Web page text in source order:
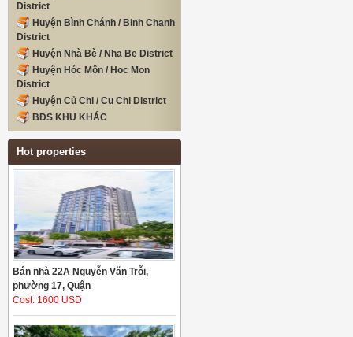
District
Huyện Bình Chánh / Binh Chanh
District
Huyện Nhà Bè / Nha Be District
Huyện Hóc Môn / Hoc Mon
District
Huyện Củ Chi / Cu Chi District
BĐS KHU KHÁC
Hot properties
Bán nhà 22A Nguyễn Văn Trỗi,
phường 17, Quận
Cost: 1600 USD